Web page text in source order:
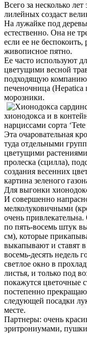
Всего за несколько
лилейных создаст
На лужайке под
естественно. Она не
если ее не беспокоить,
живописное пятно.
Ее часто используют
цветущими весной
подходящую компанию
печеночница
морозники.
хионодокса и в
нарциссами сорта
Эта очаровательная
туда отдельными
цветущими
пролеска (сцилла),
создания весенних
картина зеленого
Для выгонки
И совершенно
мелколуковичными
очень
по пять-восемь штук
см), которые
выкапывают и ставят
восемь-десять недель
светлое окно в
листья, и только под
покажутся цветочные
постепенно
следующей посадки
месте.
Партнеры: очень
эритрониумами,